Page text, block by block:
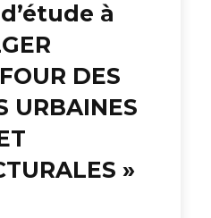
à
DES
URBAINES
»